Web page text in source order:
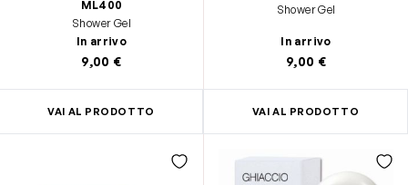
ML400
Shower Gel
In arrivo
9,00 €
VAI AL PRODOTTO
Shower Gel
In arrivo
9,00 €
VAI AL PRODOTTO